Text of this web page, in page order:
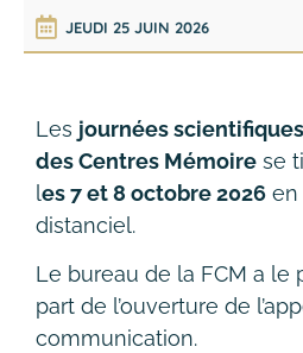
JEUDI 25 JUIN 2026
Les journées
des Centres Mémoire se
les 7 et 8 octobre 2026 en
distanciel.
Le bureau de la FCM a le
part de l’ouverture de
communication.